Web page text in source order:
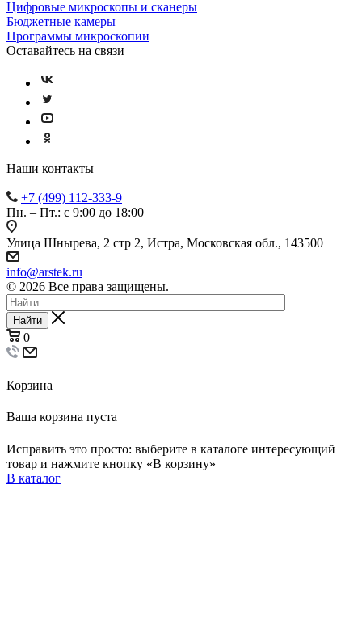
Цифровые микроскопы и сканеры
Бюджетные камеры
Программы микроскопии
Оставайтесь на связи
Наши контакты
+7 (499) 112-333-9
Пн. – Пт.: с 9:00 до 18:00
Улица Шнырева, 2 стр 2, Истра, Московская обл., 143500
info@arstek.ru
© 2026 Все права защищены.
Найти
0
Корзина
Ваша корзина пуста
Исправить это просто: выберите в каталоге интересующий
товар и нажмите кнопку «В корзину»
В каталог